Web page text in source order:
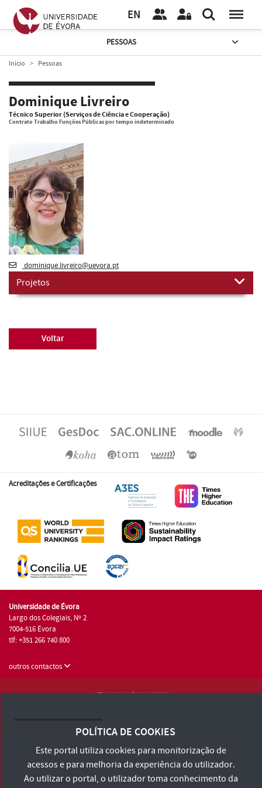
EN
PESSOAS
Início Pessoas
Dominique Livreiro
Técnico Superior (Serviços de Ciência e Cooperação)
Contrato Trabalho Funções Públicas por tempo indeterminado
dominique.livreiro@uevora.pt
Projetos
Voltar
Acreditações e Certificações
Universidade de Évora
Largo dos Colegiais, Nº 2
7004-516 Évora
tlf: +351 266 740 800
outros contactos
Consulte os Termos e Condições e Política de Privacidade
Declaração de Acessibilidade
POLÍTICA DE COOKIES
Este portal utiliza cookies para monitorização de
acessos e para melhoria da experiência do utilizador.
Ao utilizar o portal, o utilizador toma conhecimento da